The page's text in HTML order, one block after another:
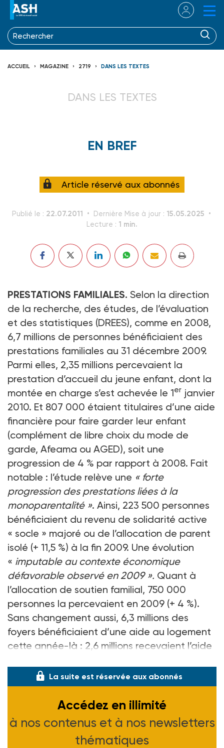
ACCUEIL MAGAZINE 2719 DANS LES TEXTES
DANS LES TEXTES
EN BREF
Article réservé aux abonnés
Publié le : 22.07.2011 Dernière Mise à jour : 15.05.2025
Lecture : 1 min.
PRESTATIONS FAMILIALES. Selon la direction
de la recherche, des études, de l’évaluation
et des statistiques (DREES), comme en 2008,
6,7 millions de personnes bénéficiaient des
prestations familiales au 31 décembre 2009.
Parmi elles, 2,35 millions percevaient la
prestation d’accueil du jeune enfant, dont la
montée en charge s’est achevée le 1er janvier
2010. Et 807 000 étaient titulaires d’une aide
financière pour faire garder leur enfant
(complément de libre choix du mode de
garde, Afeama ou AGED), soit une
progression de 4 % par rapport à 2008. Fait
notable : l’étude relève une « forte
progression des prestations liées à la
monoparentalité ». Ainsi, 223 500 personnes
bénéficiaient du revenu de solidarité active
« socle » majoré ou de l’allocation de parent
isolé (+ 11,5 %) à la fin 2009. Une évolution
« imputable au contexte économique
défavorable observé en 2009 ». Quant à
l’allocation de soutien familial, 750 000
personnes la percevaient en 2009 (+ 4 %).
Sans changement aussi, 6,3 millions des
foyers bénéficiaient d’une aide au logement
cette année-là : 2,6 millions recevaient l’aide
La suite est réservée aux abonnés
Accédez en illimité
à nos contenus et à nos newsletters
thématiques